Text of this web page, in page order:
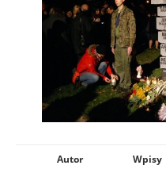
Autor Wpisy